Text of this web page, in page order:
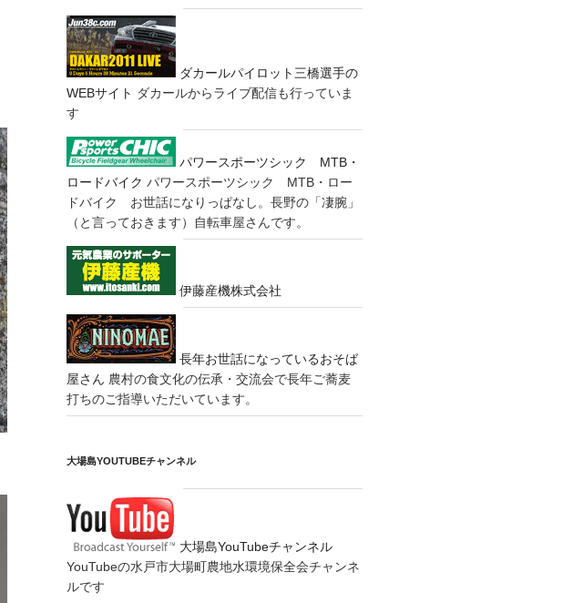
ダカールパイロット三橋選手の
WEBサイト ダカールからライブ配信も行っていま
す
パワースポーツシック MTB・
ロードバイク パワースポーツシック MTB・ロー
ドバイク お世話になりっぱなし。長野の「凄腕」
（と言っておきます）自転車屋さんです。
伊藤産機株式会社
長年お世話になっているおそば
屋さん 農村の食文化の伝承・交流会で長年ご蕎麦
打ちのご指導いただいています。
大場島YOUTUBEチャンネル
大場島YouTubeチャンネル
YouTubeの水戸市大場町農地水環境保全会チャンネ
ルです